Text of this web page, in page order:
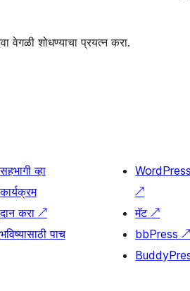
वेगळी शोधण्याचा प्रयत्न करा.
सहभागी व्हा
कार्यक्रम
दान करा ↗
भविष्यासाठी पाच
↗
मॅट↗
bbPress↗